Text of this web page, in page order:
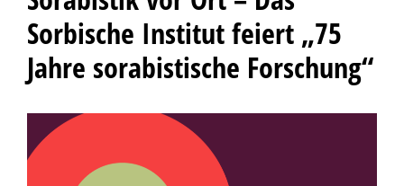
Sorbische Institut feiert „75
Jahre sorabistische Forschung“